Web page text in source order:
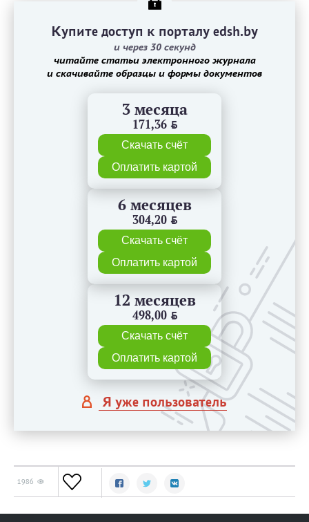
Купите доступ к порталу edsh.by
и через 30 секунд
читайте статьи электронного журнала
и скачивайте образцы и формы документов
3 месяца
171,36 BYN
Скачать счёт
Оплатить картой
6 месяцев
304,20 BYN
Скачать счёт
Оплатить картой
12 месяцев
498,00 BYN
Скачать счёт
Оплатить картой
Я уже пользователь
1986